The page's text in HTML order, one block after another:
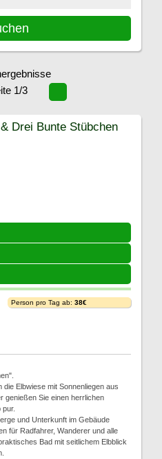
1/3
Drei Bunte Stübchen
Person pro Tag ab: 38€
Elbwiese mit Sonnenliegen aus
genießen Sie einen herrlichen
pur.
und Unterkunft im Gebäude
für Radfahrer, Wanderer und alle
Bad mit seitlichem Elbblick